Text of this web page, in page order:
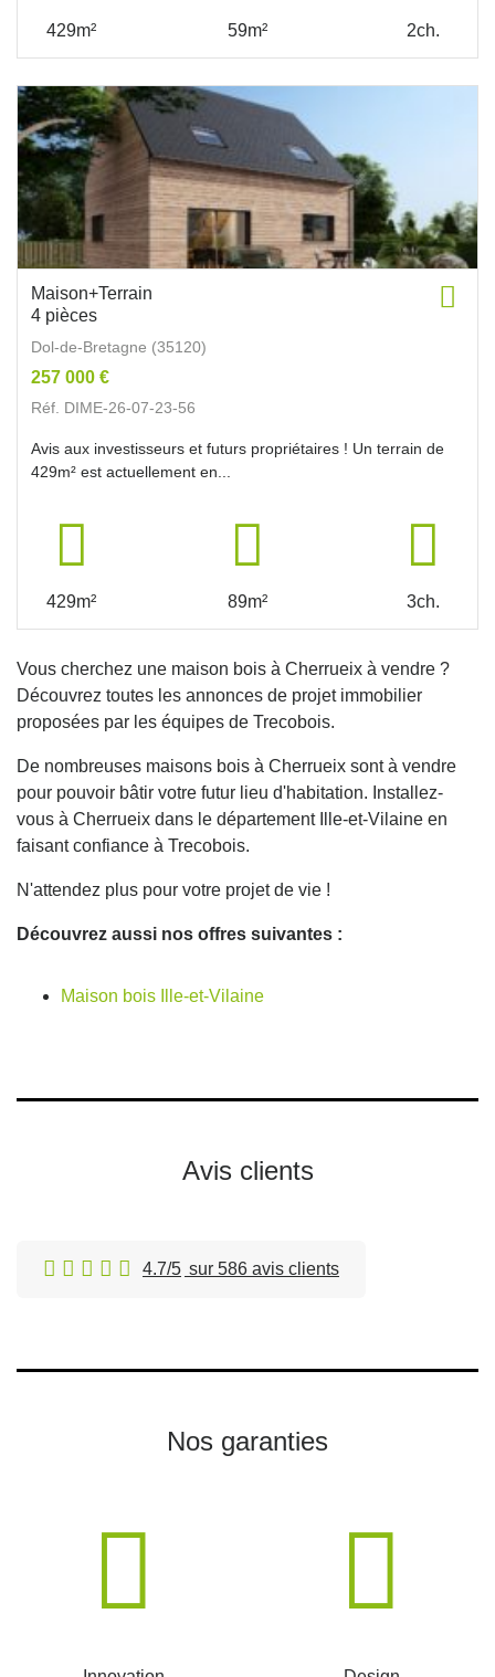
429m² 59m² 2ch.
Maison+Terrain
4 pièces
Dol-de-Bretagne (35120)
257 000 €
Réf. DIME-26-07-23-56
Avis aux investisseurs et futurs propriétaires ! Un terrain de
429m² est actuellement en...
429m² 89m² 3ch.
Vous cherchez une maison bois à Cherrueix à vendre ?
Découvrez toutes les annonces de projet immobilier
proposées par les équipes de Trecobois.
De nombreuses maisons bois à Cherrueix sont à vendre
pour pouvoir bâtir votre futur lieu d'habitation. Installez-
vous à Cherrueix dans le département Ille-et-Vilaine en
faisant confiance à Trecobois.
N'attendez plus pour votre projet de vie !
Découvrez aussi nos offres suivantes :
Maison bois Ille-et-Vilaine
Avis clients
4.7/5 sur 586 avis clients
Nos garanties